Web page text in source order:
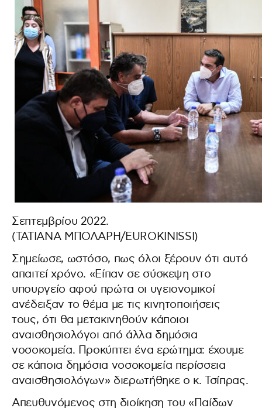
Σεπτεμβρίου 2022.
(ΤΑΤΙΑΝΑ ΜΠΟΛΑΡΗ/EUROKINISSI)
Σημείωσε, ωστόσο, πως όλοι ξέρουν ότι αυτό
απαιτεί χρόνο. «Είπαν σε σύσκεψη στο
υπουργείο αφού πρώτα οι υγειονομικοί
ανέδειξαν το θέμα με τις κινητοποιήσεις
τους, ότι θα μετακινηθούν κάποιοι
αναισθησιολόγοι από άλλα δημόσια
νοσοκομεία. Προκύπτει ένα ερώτημα: έχουμε
σε κάποια δημόσια νοσοκομεία περίσσεια
αναισθησιολόγων» διερωτήθηκε ο κ. Τσίπρας.
Απευθυνόμενος στη διοίκηση του «Παίδων